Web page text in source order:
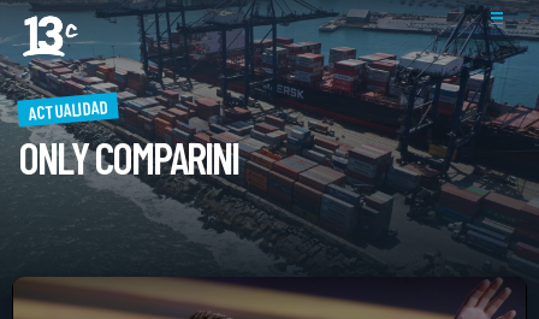
ACTUALIDAD
ONLY COMPARINI